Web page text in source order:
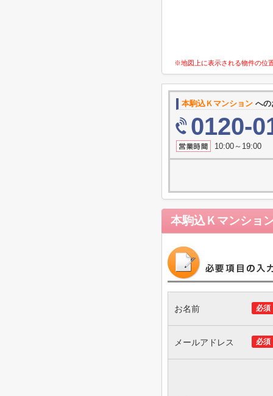
※地図上に表示される物件の位
本駒込Ｋマンション へ
0120-
10:00～19:00
本駒込Ｋマンショ
必須
お名前
必須
メールアドレス